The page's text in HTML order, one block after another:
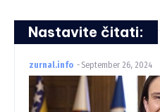
Nastavite čitati:
zurnal.info - September 26, 2024